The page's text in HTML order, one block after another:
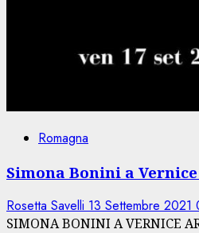
Romagna
Simona Bonini a
Rosetta Savelli 13 Settembre 2021
SIMONA BONINI A VERNICE